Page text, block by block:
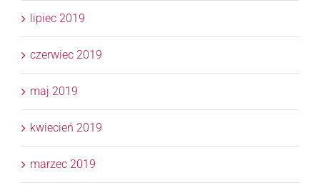
lipiec 2019
czerwiec 2019
maj 2019
kwiecień 2019
marzec 2019